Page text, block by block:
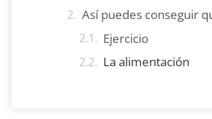
Ejercicio
La alimentación